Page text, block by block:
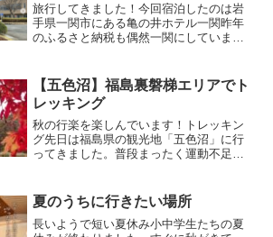
旅行してきました！今回宿泊したのは岩
手県一関市にある亀の井ホテル一関昨年
のふるさと納税も偶然一関にしていまし
た一関に、その半年後旅行することにな
るなんて運命的ですね岩手...
【五色沼】福島裏磐梯エリアでト
レッキング
秋の行楽を楽しんでいます！トレッキン
グ先日は福島県の観光地「五色沼」に行
ってきました。普段まったく運動不足＆
ですが、春夏に山道を歩くと紐状の爬虫
類との遭遇がとにかく怖くて...
夏のうちに行きたい場所
長いようで短い夏休み小中学生たちの夏